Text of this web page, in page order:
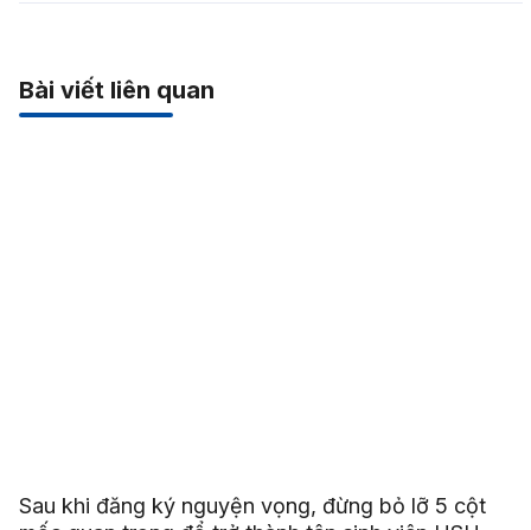
Bài viết liên quan
Sau khi đăng ký nguyện vọng, đừng bỏ lỡ 5 cột